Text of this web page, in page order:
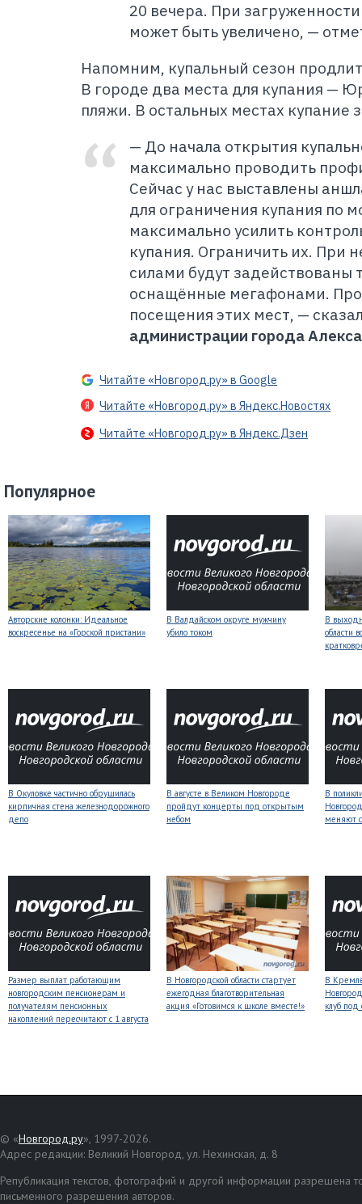
20 вечера. При
может быть увеличено, —
Напомним, купальный сезон
В городе два места для купания —
пляжи. В остальных местах купание
— До начала открытия
максимально проводить
Сейчас у нас выставлены
для ограничения купания по
максимально усилить
купания. Ограничить их. При
силами будут задействованы
оснащённые мегафонами.
посещения этих мест, —
администрации города
Читайте «Новгород.ру» в Google
Читайте «Новгород.ру» в Яндекс.Новостях
Читайте «Новгород.ру» в Яндекс.Дзен
Популярное
Авторские колонки: Идеальное
воскресенье на «Горской пристани»
В Валдайском округе мужчину
убило током
В
области
В Окуловке частично обрушилась
кирпичная стена железнодорожного
депо
В августе в Великом Новгороде
пройдут концерты под открытым
небом
В
меняют
Размер выплат работающим
новгородским пенсионерам и
получателям пенсионных
накоплений пересчитают с 1 августа
В Новгородской области стартует
ежегодная благотворительная
акция «Готовимся к школе вместе!»
В
клуб
© «Новгород.ру», 1997-2026.
Адрес редакции: Великий Новгород, ул. Нехинская, д. 8
Републикация текстов, фотографий и другой информации разрешена
письменного разрешения авторов.